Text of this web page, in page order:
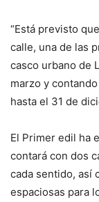
“Está previsto
calle, una de las
casco urbano de
marzo y
hasta el 31 de
El Primer edil ha
contará con dos
cada sentido, así
espaciosas para